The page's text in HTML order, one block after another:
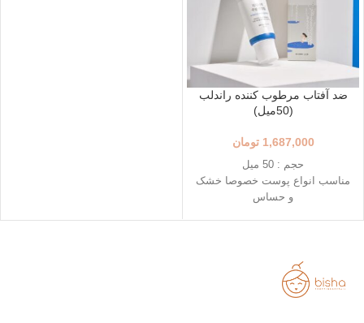
ضد آفتاب مرطوب کننده راندلب
(50میل)
1,687,000 تومان
حجم : 50 میل
مناسب انواع پوست خصوصا خشک
و حساس
آبرسان قوی
تاریخ انقضاء : 2026/07/17